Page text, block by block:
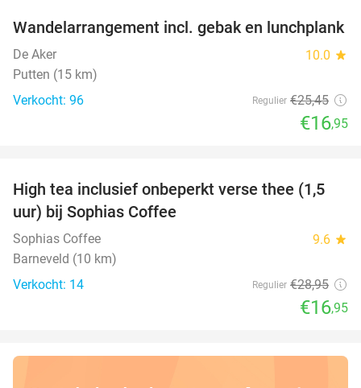
33%
Wandelarrangement incl. gebak en lunchplank
De Aker 10.0 star
Putten (15 km)
Verkocht: 96
Regulier €25,45
€16,95
41%
High tea inclusief onbeperkt verse thee (1,5
uur) bij Sophias Coffee
Sophias Coffee 9.6 star
Barneveld (10 km)
Verkocht: 14
Regulier €28,95
€16,95